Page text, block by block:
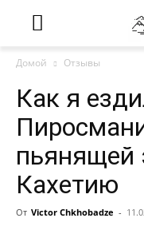
Домой Отзывы
Как я
пьянящей
Кахетию
От Victor Chkhobadze -